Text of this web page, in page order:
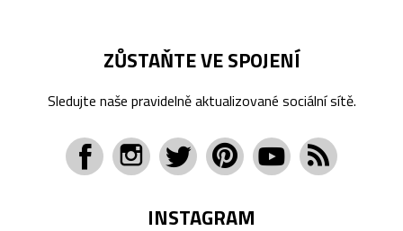
ZŮSTAŇTE VE SPOJENÍ
Sledujte naše pravidelně aktualizované sociální sítě.
INSTAGRAM